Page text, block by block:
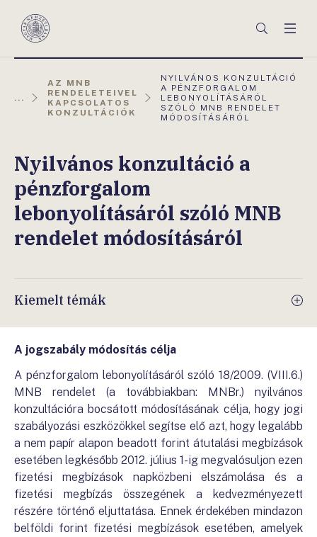
Magyar
Keresés
...
AZ MNB
RENDELETEIVEL
KAPCSOLATOS
KONZULTÁCIÓK
AKTUÁLIS
OLDAL:
NYILVÁNOS KONZULTÁCIÓ
A PÉNZFORGALOM
LEBONYOLÍTÁSÁRÓL
SZÓLÓ MNB RENDELET
MÓDOSÍTÁSÁRÓL
Nyilvános konzultáció a
pénzforgalom
lebonyolításáról szóló MNB
rendelet módosításáról
Kiemelt témák
A jogszabály módosítás célja
A pénzforgalom lebonyolításáról szóló 18/2009. (VIII.6.)
MNB rendelet (a továbbiakban: MNBr.) nyilvános
konzultációra bocsátott módosításának célja, hogy jogi
szabályozási eszközökkel segítse elő azt, hogy legalább
a nem papír alapon beadott forint átutalási megbízások
esetében legkésőbb 2012. július 1-ig megvalósuljon ezen
fizetési megbízások napközbeni elszámolása és a
fizetési megbízás összegének a kedvezményezett
részére történő eljuttatása. Ennek érdekében mindazon
belföldi forint fizetési megbízások esetében, amelyek